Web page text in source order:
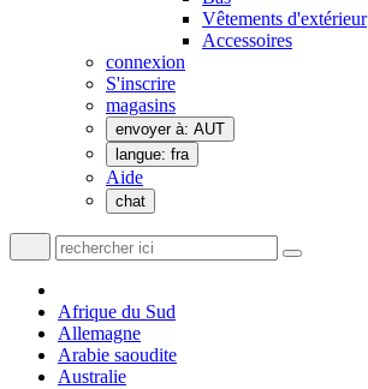
Vêtements d'extérieur
Accessoires
connexion
S'inscrire
magasins
envoyer à: AUT
langue: fra
Aide
chat
Afrique du Sud
Allemagne
Arabie saoudite
Australie